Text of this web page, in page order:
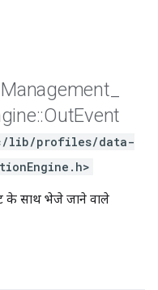
Management
::OutEvent
lib/profiles/data-
के साथ भेजे जाने वाले